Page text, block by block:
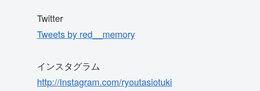
Twitter
Tweets by red__memory
インスタグラム
http://Instagram.com/ryoutasiotuki